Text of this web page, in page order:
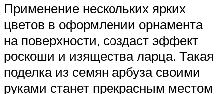
Применение нескольких ярких
цветов в оформлении орнамента
на поверхности, создаст эффект
роскоши и изящества ларца. Такая
поделка из семян арбуза своими
руками станет прекрасным местом